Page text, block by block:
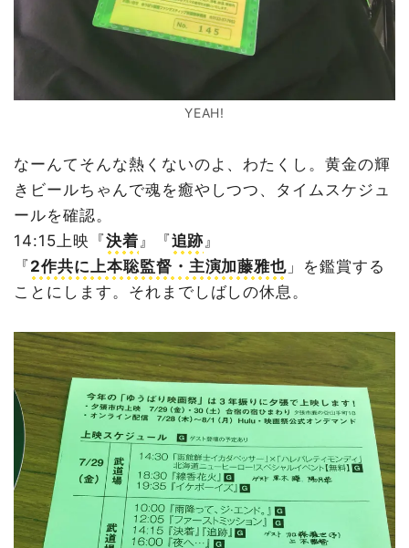
YEAH!
なーんてそんな熱くないのよ、わたくし。黄金の輝
きビールちゃんで魂を癒やしつつ、タイムスケジュ
ールを確認。
14:15上映『決着』『追跡』
『 2作共に上本聡監督・主演加藤雅也 」を鑑賞する
ことにします。それまでしばしの休息。